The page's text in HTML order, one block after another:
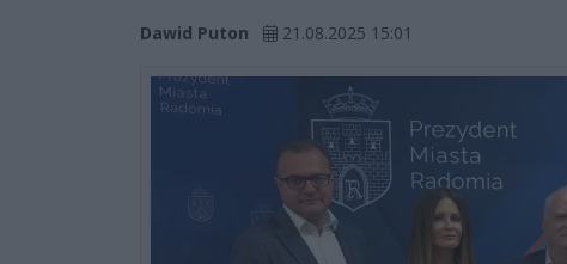
Dawid Puton 21.08.2025 15:01